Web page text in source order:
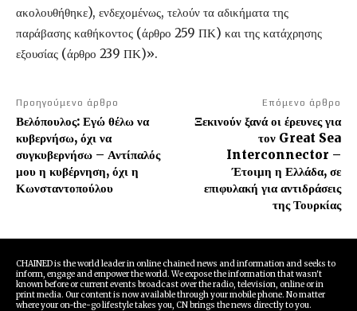
ακολουθήθηκε), ενδεχομένως, τελούν τα αδικήματα της
παράβασης καθήκοντος (άρθρο 259 ΠΚ) και της κατάχρησης
εξουσίας (άρθρο 239 ΠΚ)».
Προηγούμενο άρθρο
Βελόπουλος: Εγώ θέλω να
κυβερνήσω, όχι να
συγκυβερνήσω – Αντίπαλός
μου η κυβέρνηση, όχι η
Κωνσταντοπούλου
Επόμενο άρθρο
Ξεκινούν ξανά οι έρευνες για
τον Great Sea
Interconnector –
Έτοιμη η Ελλάδα, σε
επιφυλακή για αντιδράσεις
της Τουρκίας
CHAINED is the world leader in online chained news and information and seeks to
inform, engage and empower the world. We expose the information that wasn't
known before or current events broadcast over the radio, television, online or in
print media. Our content is now available through your mobile phone. No matter
where your on-the-go lifestyle takes you, CN brings the news directly to you.